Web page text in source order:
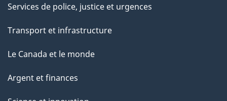
Services de police, justice et urgences
Transport et infrastructure
Le Canada et le monde
Argent et finances